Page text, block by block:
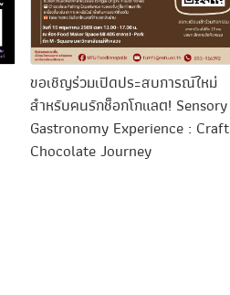
ขอเชิญร่วมเปิดประสบการณ์ใหม่
สำหรับคนรักช็อกโกแลต! Sensory
Gastronomy Experience : Craft
Chocolate Journey